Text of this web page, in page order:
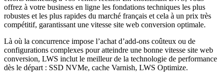
offrez à votre business en ligne les fondations techniques les plus
robustes et les plus rapides du marché français et cela à un prix très
compétitif, garantissant une vitesse site web conversion optimale.
Là où la concurrence impose l’achat d’add-ons coûteux ou de
configurations complexes pour atteindre une bonne vitesse site web
conversion, LWS inclut le meilleur de la technologie de performance
dès le départ : SSD NVMe, cache Varnish, LWS Optimize.